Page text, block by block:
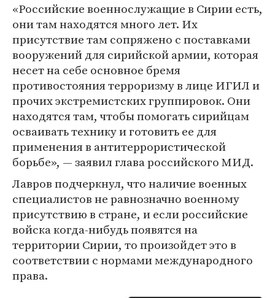
«Российские военнослужащие в Сирии есть,
они там находятся много лет. Их
присутствие там сопряжено с поставками
вооружений для сирийской армии, которая
несет на себе основное бремя
противостояния терроризму в лице ИГИЛ и
прочих экстремистских группировок. Они
находятся там, чтобы помогать сирийцам
осваивать технику и готовить ее для
применения в антитеррористической
борьбе», — заявил глава российского МИД.
Лавров подчеркнул, что наличие военных
специалистов не равнозначно военному
присутствию в стране, и если российские
войска когда-нибудь появятся на
территории Сирии, то произойдет это в
соответствии с нормами международного
права.